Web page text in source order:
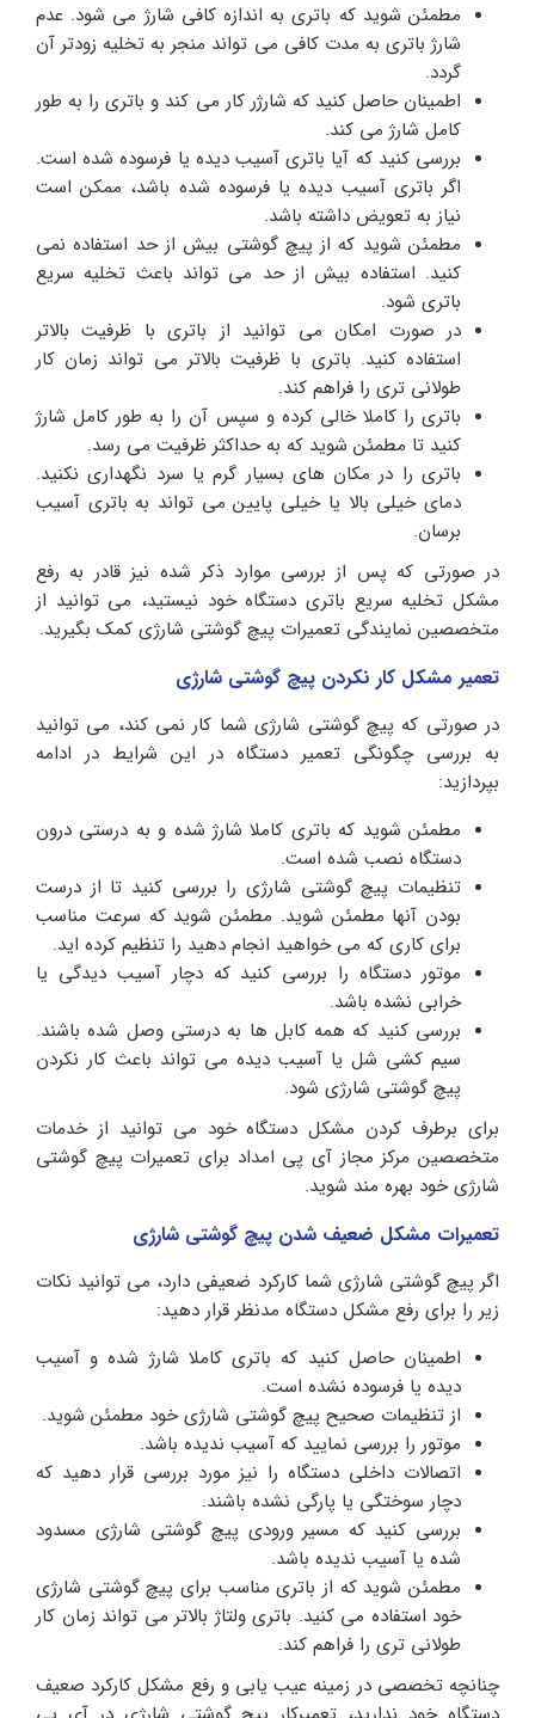
مطمئن شوید که باتری به اندازه کافی شارژ می شود. عدم
شارژ باتری به مدت کافی می تواند منجر به تخلیه زودتر آن
گردد.
اطمینان حاصل کنید که شارژر کار می کند و باتری را به طور
کامل شارژ می کند.
بررسی کنید که آیا باتری آسیب دیده یا فرسوده شده است.
اگر باتری آسیب دیده یا فرسوده شده باشد، ممکن است
نیاز به تعویض داشته باشد.
مطمئن شوید که از پیچ گوشتی بیش از حد استفاده نمی
کنید. استفاده بیش از حد می تواند باعث تخلیه سریع
باتری شود.
در صورت امکان می توانید از باتری با ظرفیت بالاتر
استفاده کنید. باتری با ظرفیت بالاتر می تواند زمان کار
طولانی تری را فراهم کند.
باتری را کاملا خالی کرده و سپس آن را به طور کامل شارژ
کنید تا مطمئن شوید که به حداکثر ظرفیت می رسد.
باتری را در مکان های بسیار گرم یا سرد نگهداری نکنید.
دمای خیلی بالا یا خیلی پایین می تواند به باتری آسیب
برسان.
در صورتی که پس از بررسی موارد ذکر شده نیز قادر به رفع
مشکل تخلیه سریع باتری دستگاه خود نیستید، می توانید از
متخصصین نمایندگی تعمیرات پیچ گوشتی شارژی کمک بگیرید.
تعمیر مشکل کار نکردن پیچ گوشتی شارژی
در صورتی که پیچ گوشتی شارژی شما کار نمی کند، می توانید
به بررسی چگونگی تعمیر دستگاه در این شرایط در ادامه
بپردازید:
مطمئن شوید که باتری کاملا شارژ شده و به درستی درون
دستگاه نصب شده است.
تنظیمات پیچ گوشتی شارژی را بررسی کنید تا از درست
بودن آنها مطمئن شوید. مطمئن شوید که سرعت مناسب
برای کاری که می خواهید انجام دهید را تنظیم کرده اید.
موتور دستگاه را بررسی کنید که دچار آسیب دیدگی یا
خرابی نشده باشد.
بررسی کنید که همه کابل ها به درستی وصل شده باشند.
سیم کشی شل یا آسیب دیده می تواند باعث کار نکردن
پیچ گوشتی شارژی شود.
برای برطرف کردن مشکل دستگاه خود می توانید از خدمات
متخصصین مرکز مجاز آی پی امداد برای تعمیرات پیچ گوشتی
شارژی خود بهره مند شوید.
تعمیرات مشکل ضعیف شدن پیچ گوشتی شارژی
اگر پیچ گوشتی شارژی شما کارکرد ضعیفی دارد، می توانید نکات
زیر را برای رفع مشکل دستگاه مدنظر قرار دهید:
اطمینان حاصل کنید که باتری کاملا شارژ شده و آسیب
دیده یا فرسوده نشده است.
از تنظیمات صحیح پیچ گوشتی شارژی خود مطمئن شوید.
موتور را بررسی نمایید که آسیب ندیده باشد.
اتصالات داخلی دستگاه را نیز مورد بررسی قرار دهید که
دچار سوختگی یا پارگی نشده باشند.
بررسی کنید که مسیر ورودی پیچ گوشتی شارژی مسدود
شده یا آسیب ندیده باشد.
مطمئن شوید که از باتری مناسب برای پیچ گوشتی شارژی
خود استفاده می کنید. باتری ولتاژ بالاتر می تواند زمان کار
طولانی تری را فراهم کند.
چنانچه تخصصی در زمینه عیب یابی و رفع مشکل کارکرد صعیف